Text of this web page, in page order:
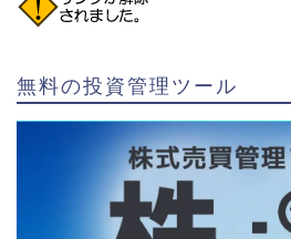
無料の投資管理ツール